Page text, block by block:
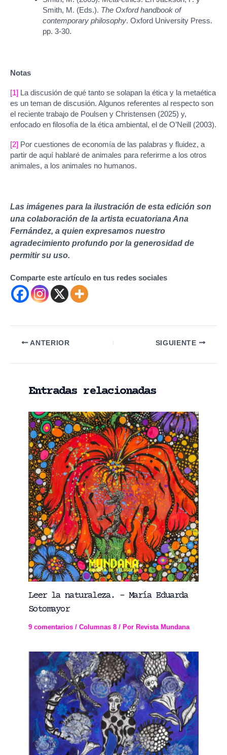
Smith, M. (Eds.). The Oxford handbook of
contemporary philosophy. Oxford University Press.
pp. 3-30.
Notas
[1] La discusión de qué tanto se solapan la ética y la metaética
es un teman de discusión. Algunos referentes al respecto son
el reciente trabajo de Poulsen y Christensen (2025) y,
enfocado en filosofía de la ética ambiental, el de O’Neill (2003).
[2] Por cuestiones de economía de las palabras y fluidez, a
partir de aquí hablaré de animales para referirme a los otros
animales, a los animales no humanos.
Las imágenes para la ilustración de esta edición son
una colaboración de la artista ecuatoriana Ana
Fernández, a quien expresamos nuestro
agradecimiento profundo por la generosidad de
permitir su uso.
Comparte este artículo en tus redes sociales
Navegación
entradas
ANTERIOR SIGUIENTE
Entradas relacionadas
Leer la naturaleza. – María Eduarda
Sotomayor
9 comentarios /Columnas 8 / Por Revista Mundana